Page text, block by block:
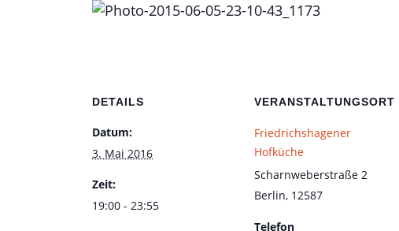
DETAILS
Datum:
3. Mai 2016
Zeit:
19:00 - 23:55
VERANSTALTUNGSORT
Friedrichshagener
Hofküche
Scharnweberstraße 2
Berlin, 12587
Telefon